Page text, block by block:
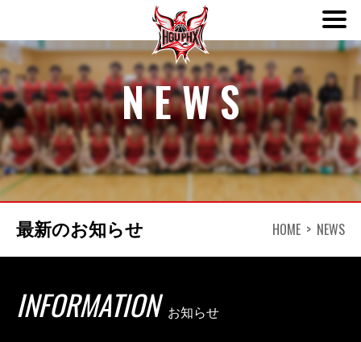
ABOUT
TEAM
SCHEDULE
NEWS
NEWS
最新のお知らせ HOME NEWS
INFORMATION お知らせ